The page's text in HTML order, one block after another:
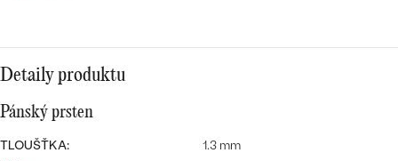
Detaily produktu
Pánský prsten
TLOUŠŤKA:
1.3 mm